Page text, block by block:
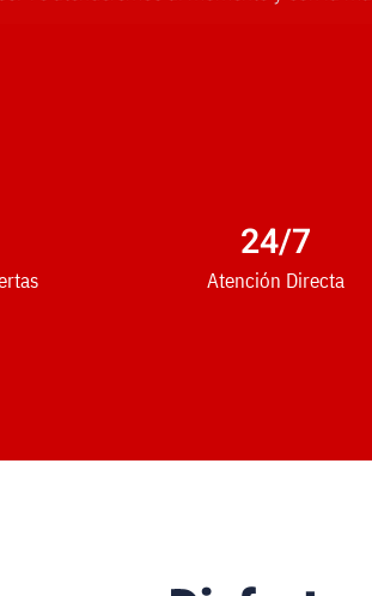
Atención Directa
24/7